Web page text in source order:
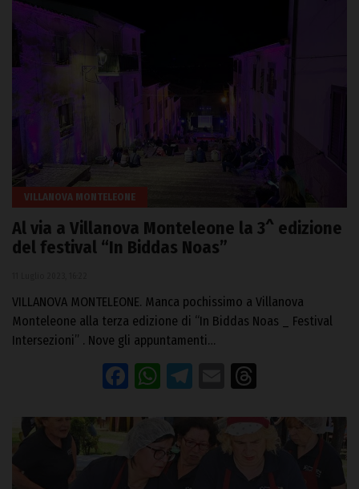
VILLANOVA MONTELEONE
Al via a Villanova Monteleone la 3^ edizione
del festival “In Biddas Noas”
VILLANOVA MONTELEONE. Manca pochissimo a Villanova
Monteleone alla terza edizione di “In Biddas Noas _ Festival
Intersezioni” . Nove gli appuntamenti…
Facebook
WhatsApp
Telegram
Email